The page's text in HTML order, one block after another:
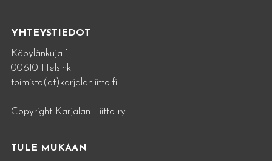
YHTEYSTIEDOT
Käpylänkuja 1
00610 Helsinki
toimisto(at)karjalanliitto.fi
Copyright Karjalan Liitto ry
TULE MUKAAN